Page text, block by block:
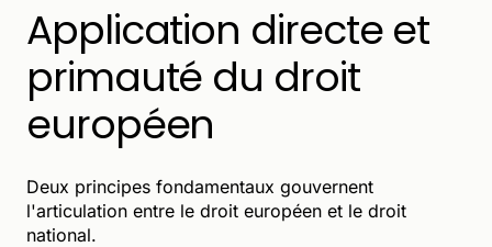
Application directe et
primauté du droit
européen
Deux principes fondamentaux gouvernent
l'articulation entre le droit européen et le droit
national.